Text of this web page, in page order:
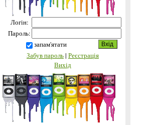
Логін:
Пароль:
запам'ятати
Забув пароль| Реєстрація
Вихід